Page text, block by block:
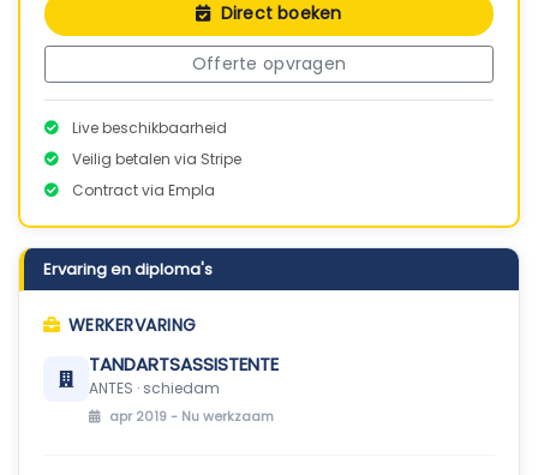
Direct boeken
Offerte opvragen
Live beschikbaarheid
Veilig betalen via Stripe
Contract via Empla
Ervaring en diploma's
WERKERVARING
TANDARTSASSISTENTE
ANTES · schiedam
apr 2019 - Nu werkzaam